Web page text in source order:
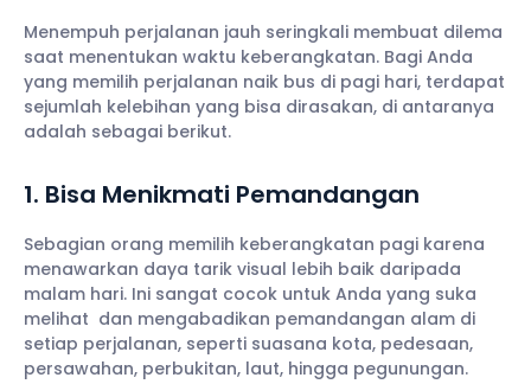
Menempuh perjalanan jauh seringkali membuat dilema
saat menentukan waktu keberangkatan. Bagi Anda
yang memilih perjalanan naik bus di pagi hari, terdapat
sejumlah kelebihan yang bisa dirasakan, di antaranya
adalah sebagai berikut.
1. Bisa Menikmati Pemandangan
Sebagian orang memilih keberangkatan pagi karena
menawarkan daya tarik visual lebih baik daripada
malam hari. Ini sangat cocok untuk Anda yang suka
melihat dan mengabadikan pemandangan alam di
setiap perjalanan, seperti suasana kota, pedesaan,
persawahan, perbukitan, laut, hingga pegunungan.